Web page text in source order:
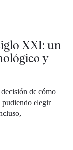
XXI: un
y
decisión de cómo
pudiendo elegir